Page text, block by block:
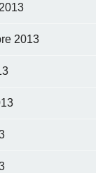
2013